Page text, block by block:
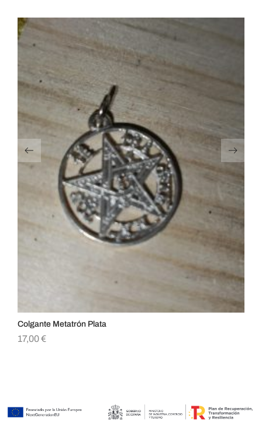
Colgante Metatrón Plata
17,00€